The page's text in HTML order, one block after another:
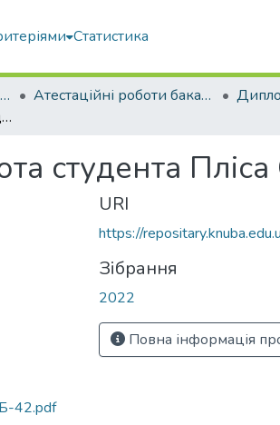
Статистика
Атестаційні роботи випускників Атестаційні роботи бакалаврів
Атестаційна робота студента Пліса Євгенія Сергійовича
студента
42.pdf
URI
https://
Зібрання
2022
Повна інформація